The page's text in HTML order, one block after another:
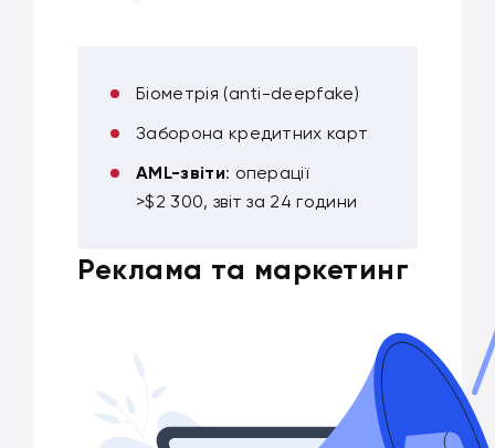
Біометрія (anti-deepfake)
Заборона кредитних карт
AML-звіти: операції
>$2 300, звіт за 24 години
Реклама та маркетинг